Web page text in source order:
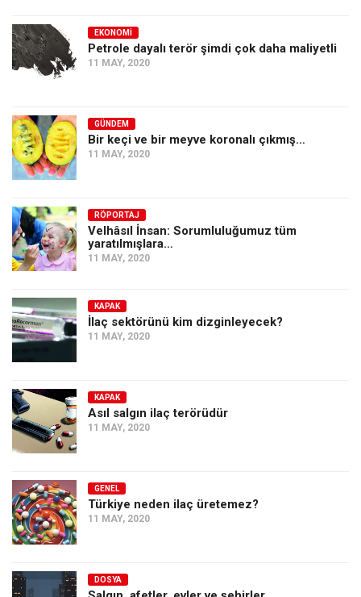
EKONOMI
Petrole dayalı terör şimdi çok daha maliyetli
11 MAY, 2020
GÜNDEM
Bir keçi ve bir meyve koronalı çıkmış…
11 MAY, 2020
RÖPORTAJ
Velhâsıl İnsan: Sorumluluğumuz tüm
yaratılmışlara…
11 MAY, 2020
KAPAK
İlaç sektörünü kim dizginleyecek?
11 MAY, 2020
KAPAK
Asıl salgın ilaç terörüdür
11 MAY, 2020
GENEL
Türkiye neden ilaç üretemez?
11 MAY, 2020
DOSYA